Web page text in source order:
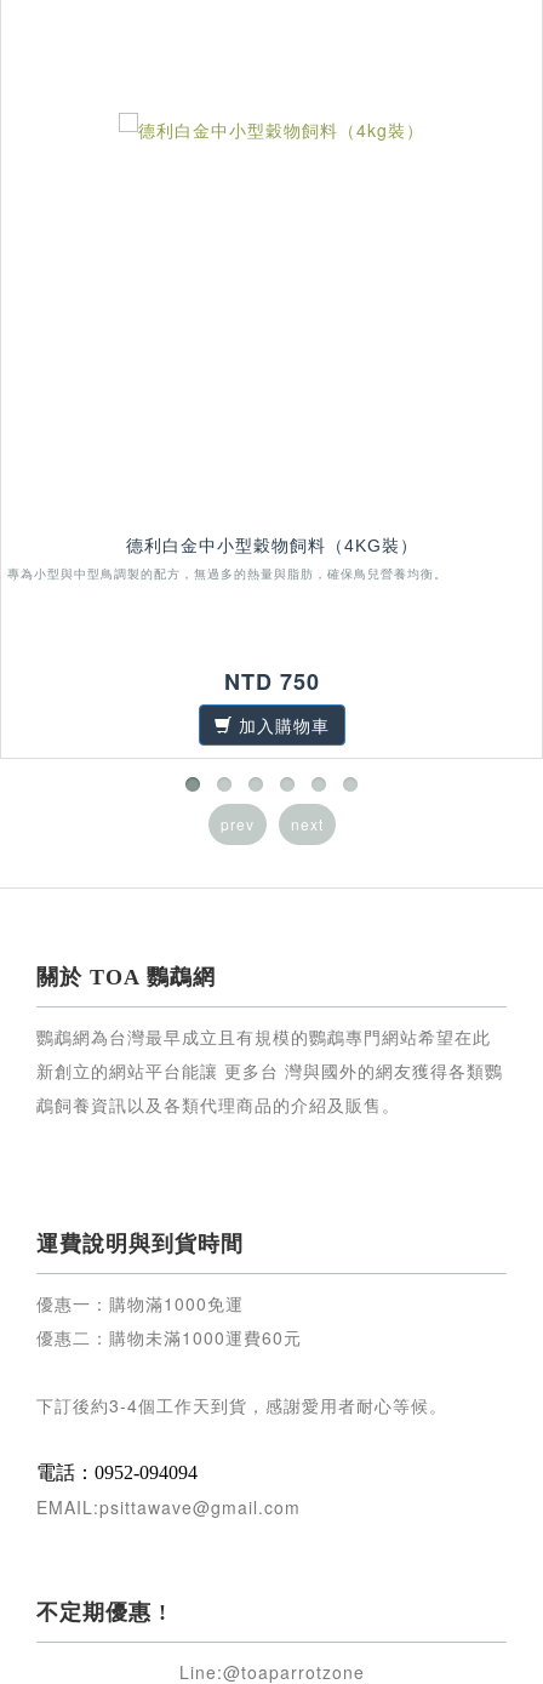
德利白金中小型穀物飼料（4KG裝）
專為小型與中型鳥調製的配方，無過多的熱量與脂肪，確保鳥兒營養均衡。
NTD 750
加入購物車
prev next
關於 TOA 鸚鵡網
鸚鵡網為台灣最早成立且有規模的鸚鵡專門網站希望在此
新創立的網站平台能讓 更多台 灣與國外的網友獲得各類鸚
鵡飼養資訊以及各類代理商品的介紹及販售。
運費說明與到貨時間
優惠一：購物滿1000免運
優惠二：購物未滿1000運費60元
下訂後約3-4個工作天到貨，感謝愛用者耐心等候。
電話：0952-094094
EMAIL:psittawave@gmail.com
不定期優惠 !
Line:@toaparrotzone